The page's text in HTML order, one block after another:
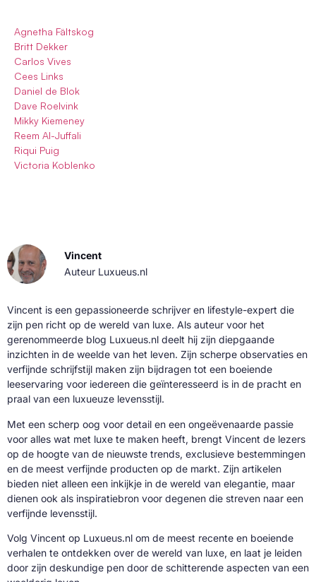
Agnetha Fältskog
Britt Dekker
Carlos Vives
Cees Links
Daniel de Blok
Dave Roelvink
Mikky Kiemeney
Reem Al-Juffali
Riqui Puig
Victoria Koblenko
Vincent
Auteur Luxueus.nl
Vincent is een gepassioneerde schrijver en lifestyle-expert die
zijn pen richt op de wereld van luxe. Als auteur voor het
gerenommeerde blog Luxueus.nl deelt hij zijn diepgaande
inzichten in de weelde van het leven. Zijn scherpe observaties en
verfijnde schrijfstijl maken zijn bijdragen tot een boeiende
leeservaring voor iedereen die geïnteresseerd is in de pracht en
praal van een luxueuze levensstijl.
Met een scherp oog voor detail en een ongeëvenaarde passie
voor alles wat met luxe te maken heeft, brengt Vincent de lezers
op de hoogte van de nieuwste trends, exclusieve bestemmingen
en de meest verfijnde producten op de markt. Zijn artikelen
bieden niet alleen een inkijkje in de wereld van elegantie, maar
dienen ook als inspiratiebron voor degenen die streven naar een
verfijnde levensstijl.
Volg Vincent op Luxueus.nl om de meest recente en boeiende
verhalen te ontdekken over de wereld van luxe, en laat je leiden
door zijn deskundige pen door de schitterende aspecten van een